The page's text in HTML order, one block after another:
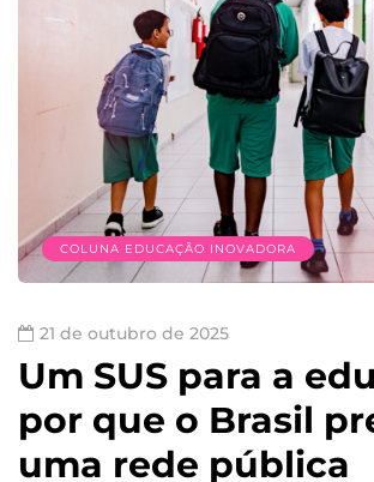
COLUNA EDUCAÇÃO INOVADORA
21 de outubro de 2025
Um SUS para a
por que o Brasil
uma rede pública